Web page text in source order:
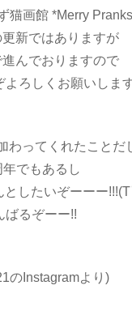
猫画館 *Merry
新ではありますが
んでおりますので
よろしくお願いしま
わってくれたことだ
年でもあるし
としたいぞーーー
ばるぞーー!!
のInstagramより)